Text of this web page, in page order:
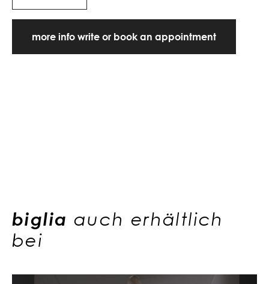
more info write or book an appointment
biglia auch erhältlich
bei